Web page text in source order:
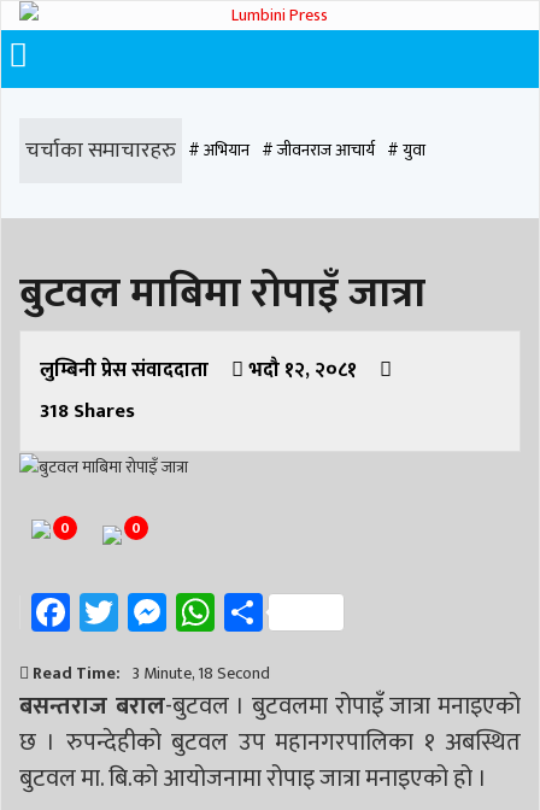
चर्चाका समाचारहरु # अभियान # जीवनराज आचार्य # युवा
# समाज रूपान्तरण # चौराह हस्पिटल # घरजग्गा कारोबार # कपिलवस्तु
# मृत्यु # सडक दुर्घटना # आधुनिक समाज डेन्टल # लुम्बिनी # वर्षा
# रुपन्देही # रुपन्देही २
# सिद्धबाबा # बुटवल उपमहानगरपालिका
# निर्वाचन # पाल्पा
बुटवल माबिमा रोपाइँ जात्रा
लुम्बिनी प्रेस संवाददाता
भदौ १२, २०८१
318Shares
0 0
Facebook
Twitter
Messenger
WhatsApp
Share
Read Time: 3 Minute, 18 Second
बसन्तराज बराल-बुटवल । बुटवलमा रोपाइँ जात्रा मनाइएको
छ । रुपन्देहीको बुटवल उप महानगरपालिका १ अबस्थित
बुटवल मा. बि.को आयोजनामा रोपाइ जात्रा मनाइएको हो ।